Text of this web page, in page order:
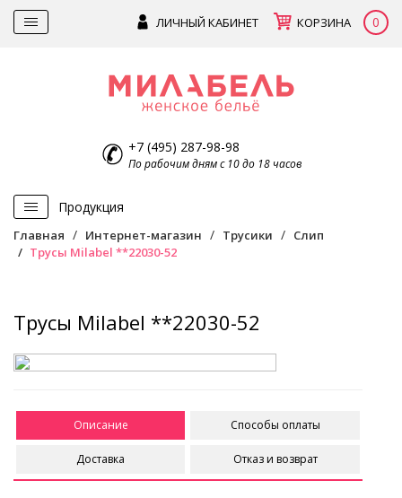
ЛИЧНЫЙ КАБИНЕТ КОРЗИНА 0
+7 (495) 287-98-98
По рабочим дням с 10 до 18 часов
Продукция
Главная Интернет-магазин Трусики
Слип
Трусы Milabel **22030-52
Трусы Milabel **22030-52
Описание Способы оплаты
Доставка Отказ и возврат